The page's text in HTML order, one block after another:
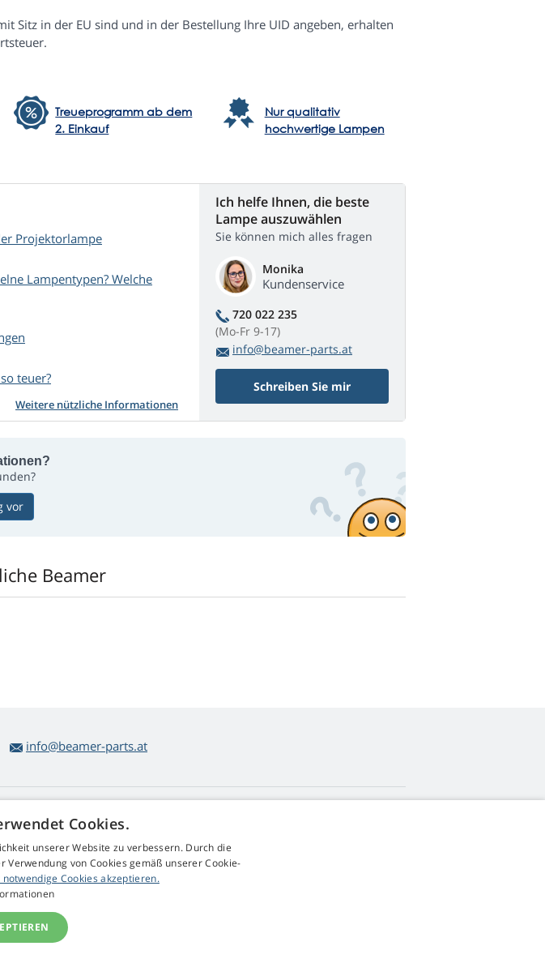
Sitz in der EU sind und in der Bestellung Ihre UID angeben, erhalten
Treueprogramm ab dem
2. Einkauf
Nur qualitativ
hochwertige Lampen
Projektorlampe
Lampentypen? Welche
teuer?
Weitere nützliche Informationen
Ich helfe Ihnen, die beste
Lampe auszuwählen
Sie können mich alles fragen
Monika
Kundenservice
720 022 235
(Mo-Fr 9-17)
info@beamer-parts.at
Schreiben Sie mir
vor
Beamer
info@beamer-parts.at
Kontakt
GDPR
Impressum
Cookies.
unserer Website zu verbessern. Durch die
von Cookies gemäß unserer Cookie-
notwendige Cookies akzeptieren.